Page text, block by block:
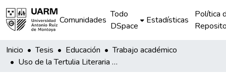
Comunidades
Todo
DSpace
Estadísticas
Política
Inicio Tesis Educación
Trabajo académico
Uso de la Tertulia Literaria para Mejorar la Comprensión Lectora en los Estudiantes de la Institución Educativa Víctor Raúl Haya de la Torre